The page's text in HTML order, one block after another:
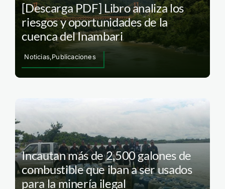
[Descarga PDF] Libro analiza los
riesgos y oportunidades de la
cuenca del Inambari
Noticias,Publicaciones
Incautan más de 2,500 galones de
combustible que iban a ser usados
para la minería ilegal